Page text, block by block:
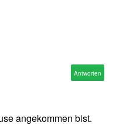
angekommen bist.
Antworten